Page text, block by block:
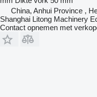
China, Anhui Province ,
Shanghai Litong Machinery
Contact opnemen met